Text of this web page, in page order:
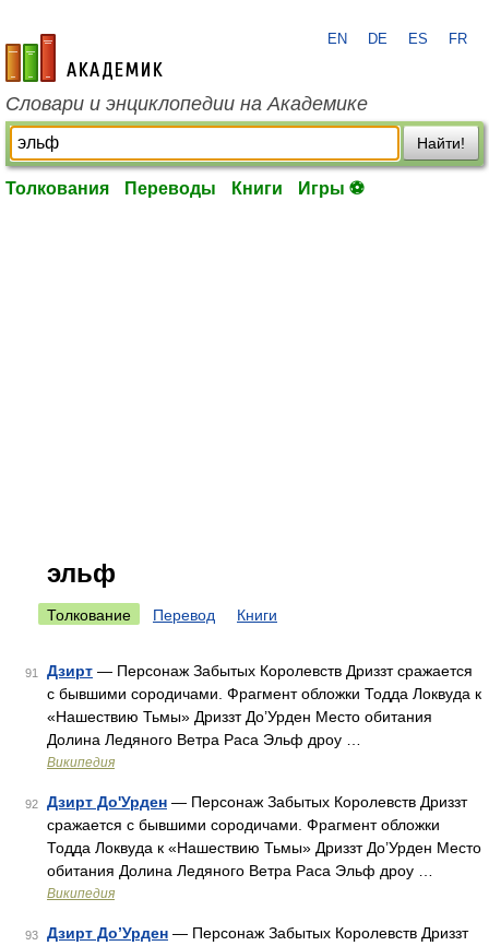
academic.ru
EN DE ES FR
Словари и энциклопедии на Академике
Найти!
Толкования Переводы Книги Игры ⚽
эльф
Толкование Перевод Книги
91 Дзирт — Персонаж Забытых Королевств Дриззт сражается
с бывшими сородичами. Фрагмент обложки Тодда Локвуда к
«Нашествию Тьмы» Дриззт До’Урден Место обитания
Долина Ледяного Ветра Раса Эльф дроу …
Википедия
92 Дзирт До'Урден — Персонаж Забытых Королевств Дриззт
сражается с бывшими сородичами. Фрагмент обложки
Тодда Локвуда к «Нашествию Тьмы» Дриззт До’Урден Место
обитания Долина Ледяного Ветра Раса Эльф дроу …
Википедия
93 Дзирт До’Урден — Персонаж Забытых Королевств Дриззт